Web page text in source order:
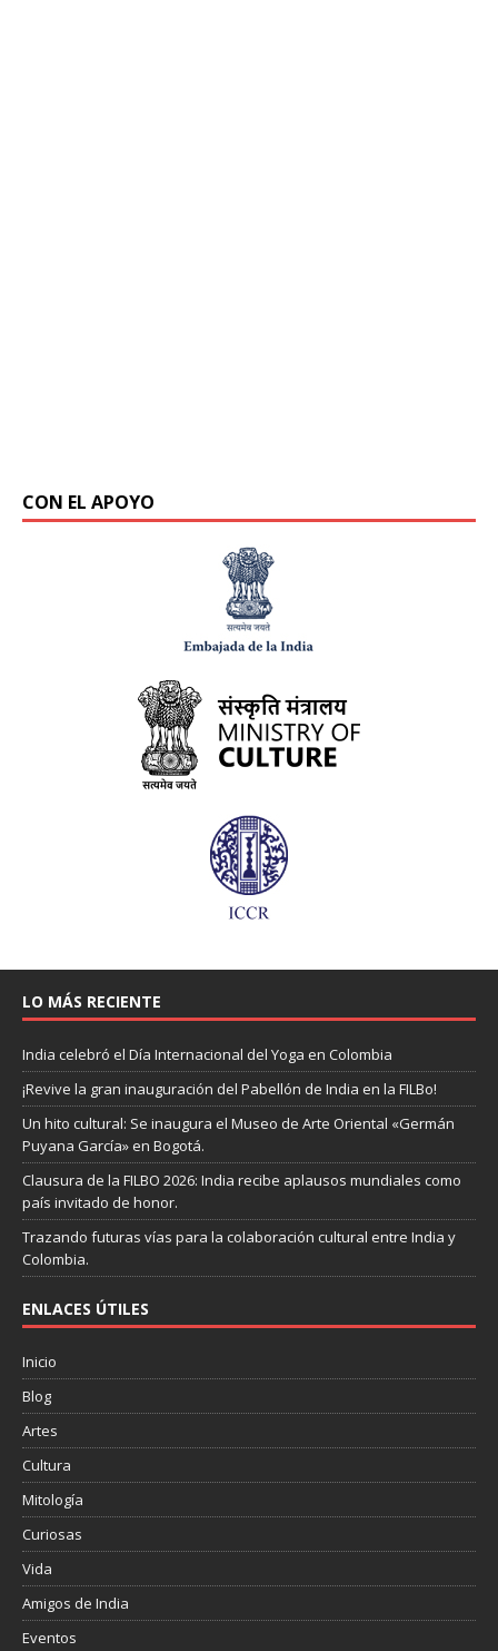
CON EL APOYO
LO MÁS RECIENTE
India celebró el Día Internacional del Yoga en Colombia
¡Revive la gran inauguración del Pabellón de India en la FILBo!
Un hito cultural: Se inaugura el Museo de Arte Oriental «Germán
Puyana García» en Bogotá.
Clausura de la FILBO 2026: India recibe aplausos mundiales como
país invitado de honor.
Trazando futuras vías para la colaboración cultural entre India y
Colombia.
ENLACES ÚTILES
Inicio
Blog
Artes
Cultura
Mitología
Curiosas
Vida
Amigos de India
Eventos